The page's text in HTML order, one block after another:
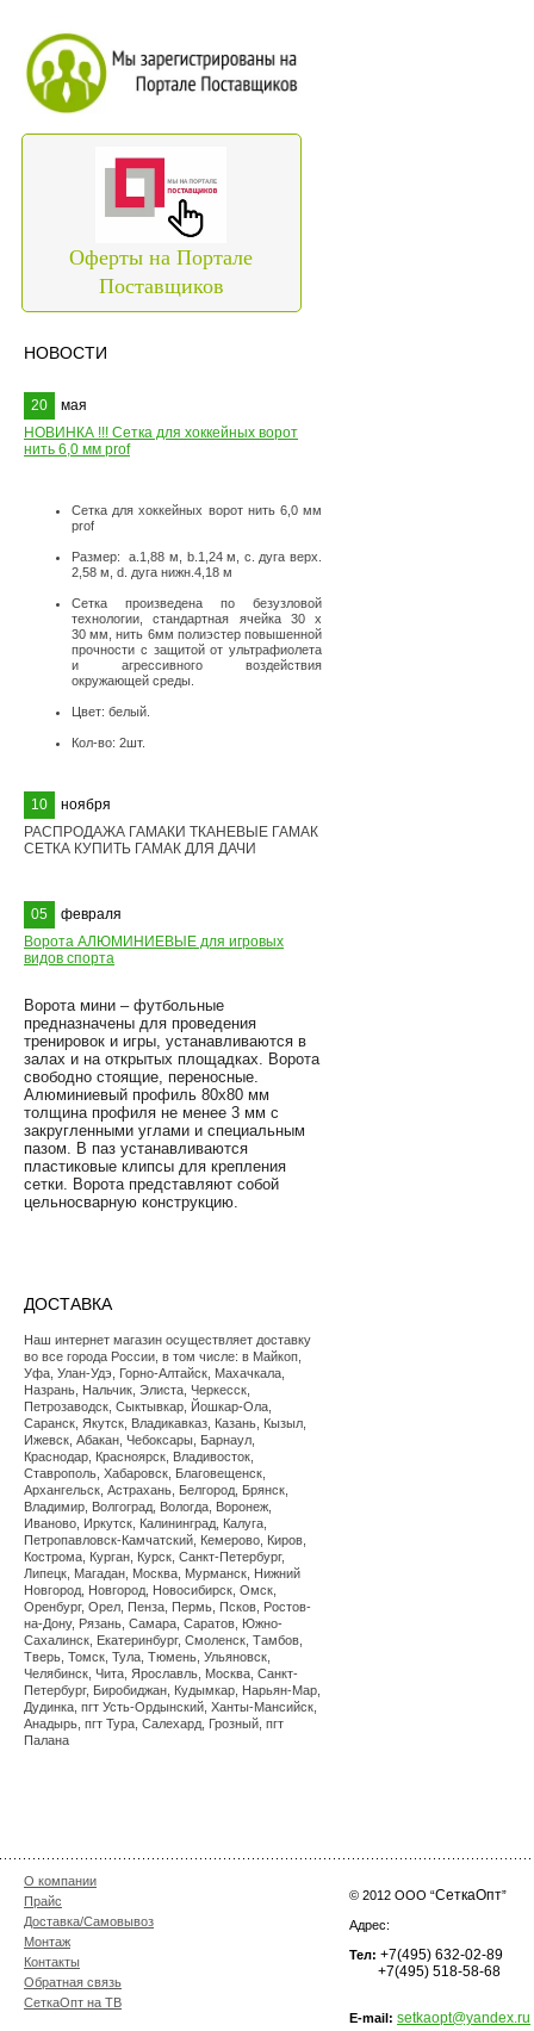
Оферты на Портале
Поставщиков
НОВОСТИ
20
мая
НОВИНКА !!! Сетка для хоккейных ворот
нить 6,0 мм prof
Сетка для хоккейных ворот нить 6,0 мм
prof
Размер: а.1,88 м, b.1,24 м, с. дуга верх.
2,58 м, d. дуга нижн.4,18 м
Сетка произведена по безузловой
технологии, стандартная ячейка 30 х
30 мм, нить 6мм полиэстер повышенной
прочности с защитой от ультрафиолета
и агрессивного воздействия
окружающей среды.
Цвет: белый.
Кол-во: 2шт.
10
ноября
РАСПРОДАЖА ГАМАКИ ТКАНЕВЫЕ ГАМАК
СЕТКА КУПИТЬ ГАМАК ДЛЯ ДАЧИ
05
февраля
Ворота АЛЮМИНИЕВЫЕ для игровых
видов спорта
Ворота мини – футбольные
предназначены для проведения
тренировок и игры, устанавливаются в
залах и на открытых площадках. Ворота
свободно стоящие, переносные.
Алюминиевый профиль 80х80 мм
толщина профиля не менее 3 мм с
закругленными углами и специальным
пазом. В паз устанавливаются
пластиковые клипсы для крепления
сетки. Ворота представляют собой
цельносварную конструкцию.
ДОСТАВКА
Наш интернет магазин осуществляет доставку
во все города России, в том числе: в Майкоп,
Уфа, Улан-Удэ, Горно-Алтайск, Махачкала,
Назрань, Нальчик, Элиста, Черкесск,
Петрозаводск, Сыктывкар, Йошкар-Ола,
Саранск, Якутск, Владикавказ, Казань, Кызыл,
Ижевск, Абакан, Чебоксары, Барнаул,
Краснодар, Красноярск, Владивосток,
Ставрополь, Хабаровск, Благовещенск,
Архангельск, Астрахань, Белгород, Брянск,
Владимир, Волгоград, Вологда, Воронеж,
Иваново, Иркутск, Калининград, Калуга,
Петропавловск-Камчатский, Кемерово, Киров,
Кострома, Курган, Курск, Санкт-Петербург,
Липецк, Магадан, Москва, Мурманск, Нижний
Новгород, Новгород, Новосибирск, Омск,
Оренбург, Орел, Пенза, Пермь, Псков, Ростов-
на-Дону, Рязань, Самара, Саратов, Южно-
Сахалинск, Екатеринбург, Смоленск, Тамбов,
Тверь, Томск, Тула, Тюмень, Ульяновск,
Челябинск, Чита, Ярославль, Москва, Санкт-
Петербург, Биробиджан, Кудымкар, Нарьян-Мар,
Дудинка, пгт Усть-Ордынский, Ханты-Мансийск,
Анадырь, пгт Тура, Салехард, Грозный, пгт
Палана
О компании
Прайс
Доставка/Самовывоз
Монтаж
Контакты
Обратная связь
СеткаОпт на ТВ
© 2012 ООО “СеткаОпт”
Адрес:
Тел: +7(495) 632-02-89
+7(495) 518-58-68
E-mail: setkaopt@yandex.ru